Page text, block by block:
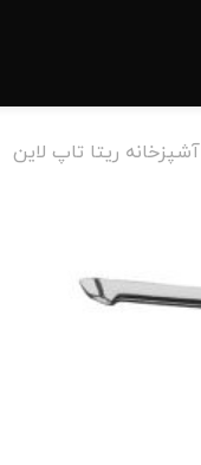
آشپزخانه ریتا تاپ لاین